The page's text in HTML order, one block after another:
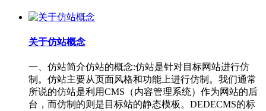
关于仿站概念
一、仿站简介仿站的概念:仿站是针对目标网站进行仿
制。仿站主要从页面风格和功能上进行仿制。我们通常
所说的仿站是利用CMS（内容管理系统）作为网站的后
台，而仿制的则是目标站的静态模板。DEDECMS的标